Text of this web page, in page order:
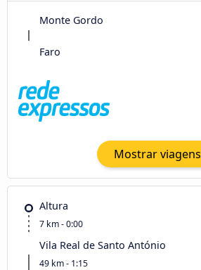
Monte Gordo
Faro
Mostrar viagens
Altura
7 km - 0:00
Vila Real de Santo António
49 km - 1:15